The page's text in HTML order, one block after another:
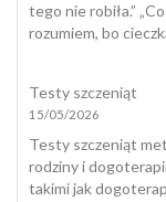
tego nie robiła.”
rozumiem, bo
Testy szczeniąt
15/05/2026
Testy szczeniąt
rodziny i
takimi jak